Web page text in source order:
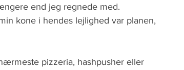
end jeg regnede med.
kone i hendes lejlighed var planen,
pizzeria, hashpusher eller